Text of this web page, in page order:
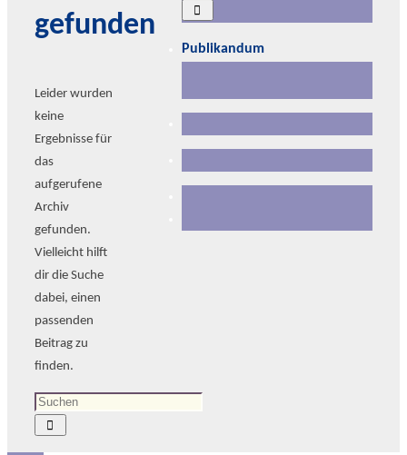
gefunden
Leider wurden
keine
Ergebnisse für
das
aufgerufene
Archiv
gefunden.
Vielleicht hilft
dir die Suche
dabei, einen
passenden
Beitrag zu
finden.
Suchen
nach:Suchen
nach:Suchen
Publikandum